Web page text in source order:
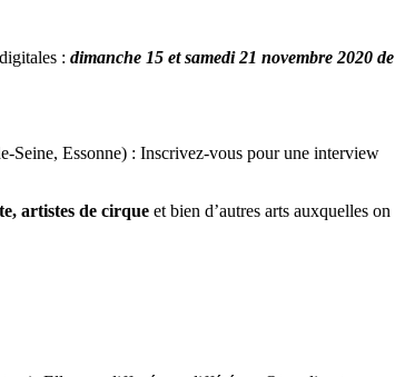
: dimanche 15 et samedi 21 novembre 2020 de
Seine, Essonne) : Inscrivez-vous pour une interview
artistes de cirque et bien d’autres arts auxquelles on